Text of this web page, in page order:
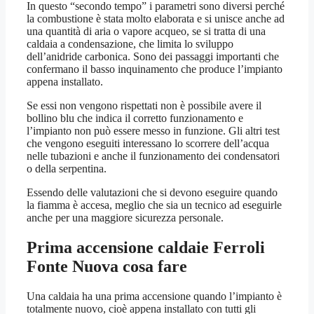
In questo “secondo tempo” i parametri sono diversi perché
la combustione è stata molto elaborata e si unisce anche ad
una quantità di aria o vapore acqueo, se si tratta di una
caldaia a condensazione, che limita lo sviluppo
dell’anidride carbonica. Sono dei passaggi importanti che
confermano il basso inquinamento che produce l’impianto
appena installato.
Se essi non vengono rispettati non è possibile avere il
bollino blu che indica il corretto funzionamento e
l’impianto non può essere messo in funzione. Gli altri test
che vengono eseguiti interessano lo scorrere dell’acqua
nelle tubazioni e anche il funzionamento dei condensatori
o della serpentina.
Essendo delle valutazioni che si devono eseguire quando
la fiamma è accesa, meglio che sia un tecnico ad eseguirle
anche per una maggiore sicurezza personale.
Prima accensione caldaie Ferroli
Fonte Nuova cosa fare
Una caldaia ha una prima accensione quando l’impianto è
totalmente nuovo, cioè appena installato con tutti gli